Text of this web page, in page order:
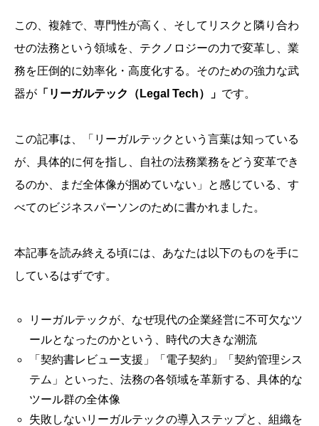
この、複雑で、専門性が高く、そしてリスクと隣り合わ
せの法務という領域を、テクノロジーの力で変革し、業
務を圧倒的に効率化・高度化する。そのための強力な武
器が 「リーガルテック（Legal Tech）」 です。
この記事は、「リーガルテックという言葉は知っている
が、具体的に何を指し、自社の法務業務をどう変革でき
るのか、まだ全体像が掴めていない」と感じている、す
べてのビジネスパーソンのために書かれました。
本記事を読み終える頃には、あなたは以下のものを手に
しているはずです。
リーガルテックが、なぜ現代の企業経営に不可欠なツ
ールとなったのかという、時代の大きな潮流
「契約書レビュー支援」「電子契約」「契約管理シス
テム」といった、法務の各領域を革新する、具体的な
ツール群の全体像
失敗しないリーガルテックの導入ステップと、組織を